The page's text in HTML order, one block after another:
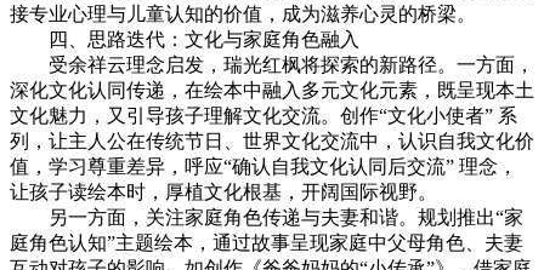
接专业心理与儿童认知的价值，成为滋养心灵的桥梁。
四、思路迭代：文化与家庭角色融入
受余祥云理念启发，瑞光红枫将探索的新路径。一方面，
深化文化认同传递，在绘本中融入多元文化元素，既呈现本土
文化魅力，又引导孩子理解文化交流。创作“文化小使者” 系
列，让主人公在传统节日、世界文化交流中，认识自我文化价
值，学习尊重差异，呼应“确认自我文化认同后交流” 理念，
让孩子读绘本时，厚植文化根基，开阔国际视野。
另一方面，关注家庭角色传递与夫妻和谐。规划推出“家
庭角色认知”主题绘本，通过故事呈现家庭中父母角色、夫妻